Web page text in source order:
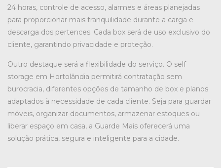
24 horas, controle de acesso, alarmes e áreas planejadas
para proporcionar mais tranquilidade durante a carga e
descarga dos pertences. Cada box será de uso exclusivo do
cliente, garantindo privacidade e proteção.
Outro destaque será a flexibilidade do serviço. O self
storage em Hortolândia permitirá contratação sem
burocracia, diferentes opções de tamanho de box e planos
adaptados à necessidade de cada cliente. Seja para guardar
móveis, organizar documentos, armazenar estoques ou
liberar espaço em casa, a Guarde Mais oferecerá uma
solução prática, segura e inteligente para a cidade.